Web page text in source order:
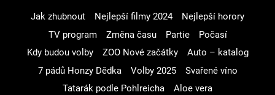
Jak zhubnout Nejlepší filmy 2024
Nejlepší horory
TV program
Změna času Partie
Počasí
Kdy budou volby
ZOO Nové začátky
Auto – katalog
7 pádů Honzy Dědka
Volby 2025
Svařené víno
Tatarák podle Pohlreicha
Aloe vera